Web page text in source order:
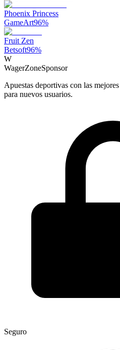
Phoenix Princess
GameArt96%
Fruit Zen
Betsoft96%
W
WagerZoneSponsor
Apuestas deportivas con las
para nuevos usuarios.
Seguro